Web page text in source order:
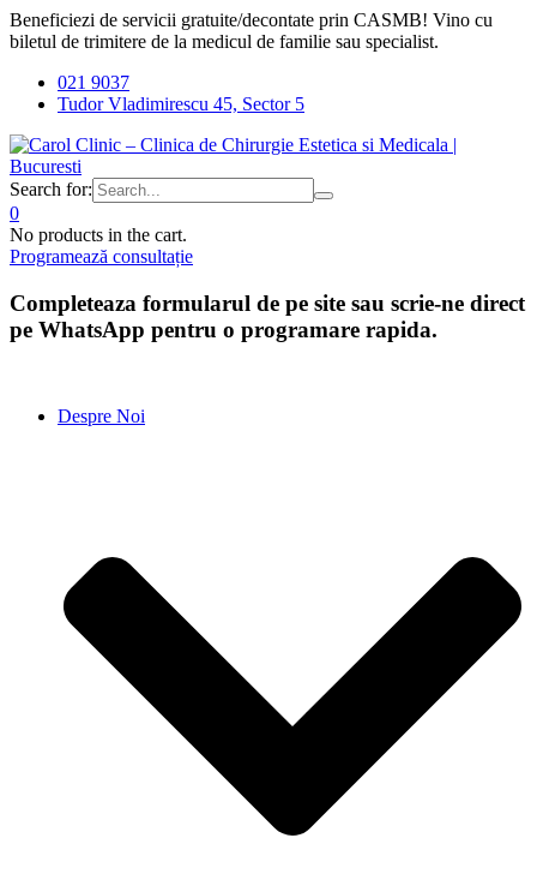
Beneficiezi de servicii gratuite/decontate prin CASMB! Vino cu
biletul de trimitere de la medicul de familie sau specialist.
021 9037
Tudor Vladimirescu 45, Sector 5
Search for:
0
No products in the cart.
Programează consultație
Completeaza formularul de pe site sau scrie-ne direct
pe WhatsApp pentru o programare rapida.
Despre Noi